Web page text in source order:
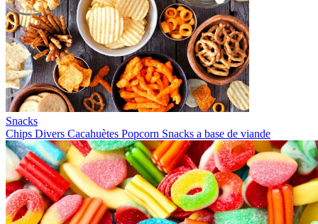
Snacks
Chips Divers Cacahuètes Popcorn Snacks a base de viande